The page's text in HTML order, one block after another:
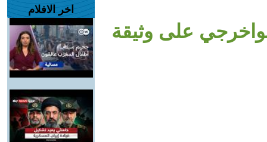
على وثيقة
اخر الافلام